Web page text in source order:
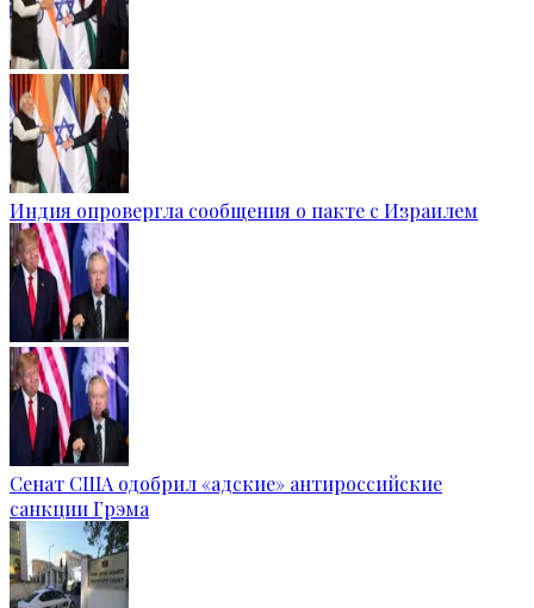
Индия опровергла сообщения о пакте с Израилем
Сенат США одобрил «адские» антироссийские
санкции Грэма